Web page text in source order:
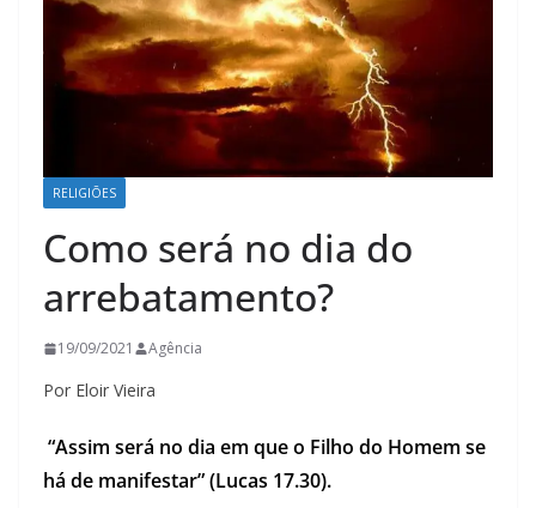
RELIGIÕES
Como será no dia do
arrebatamento?
19/09/2021 Agência
Por Eloir Vieira
“Assim será no dia em que o Filho do Homem se
há de manifestar” (Lucas 17.30).